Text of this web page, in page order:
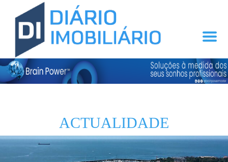
ACTUALIDADE